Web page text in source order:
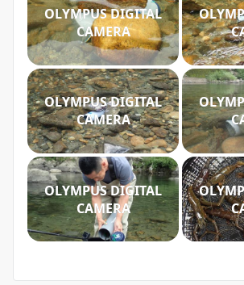
OLYMPUS DIGITAL
CAMERA
OLYMPUS DIGITAL
CAMERA
OLYMPUS DIGITAL
CAMERA